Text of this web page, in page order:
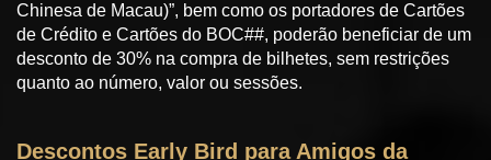
Chinesa de Macau)”, bem como os portadores de Cartões
de Crédito e Cartões do BOC##, poderão beneficiar de um
desconto de 30% na compra de bilhetes, sem restrições
quanto ao número, valor ou sessões.
Descontos Early Bird para Amigos da